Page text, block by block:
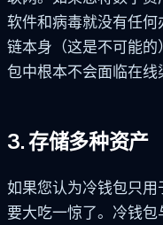
软件和病毒就没有任
链本身（这是不可能
包中根本不会面临在线
3. 存储多种资产
如果您认为冷钱包只
要大吃一惊了。冷钱